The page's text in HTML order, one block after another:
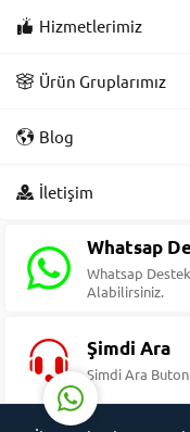
Hizmetlerimiz
Ürün Gruplarımız
Blog
İletişim
Whatsap
Whatsap
Alabilirsiniz.
Şimdi Ara
Şimdi Ara